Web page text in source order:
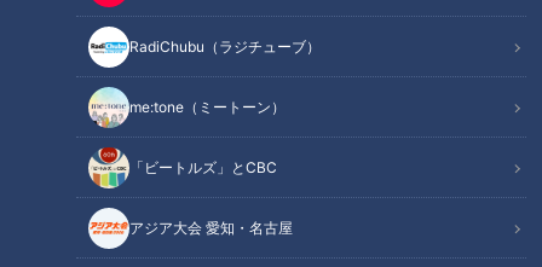
RadiChubu（ラジチューブ）
me:tone（ミートーン）
「ビートルズ」とCBC
アジア大会 愛知・名古屋
材料（2人分）
新ごぼう 130g
玉ねぎ 30g
小麦粉 小さじ1
水 1と1/4カップ
洋風スープの素 小さじ1
西京みそ 20g